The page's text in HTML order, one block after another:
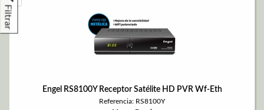
Filtrar
Engel RS8100Y Receptor Satélite HD PVR Wf-Eth
Referencia: RS8100Y